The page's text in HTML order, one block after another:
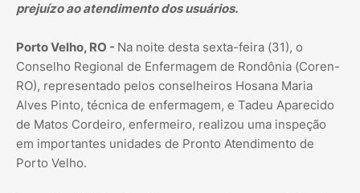
prejuízo ao atendimento dos usuários.
Porto Velho, RO - Na noite desta sexta-feira (31), o
Conselho Regional de Enfermagem de Rondônia (Coren-
RO), representado pelos conselheiros Hosana Maria
Alves Pinto, técnica de enfermagem, e Tadeu Aparecido
de Matos Cordeiro, enfermeiro, realizou uma inspeção
em importantes unidades de Pronto Atendimento de
Porto Velho.